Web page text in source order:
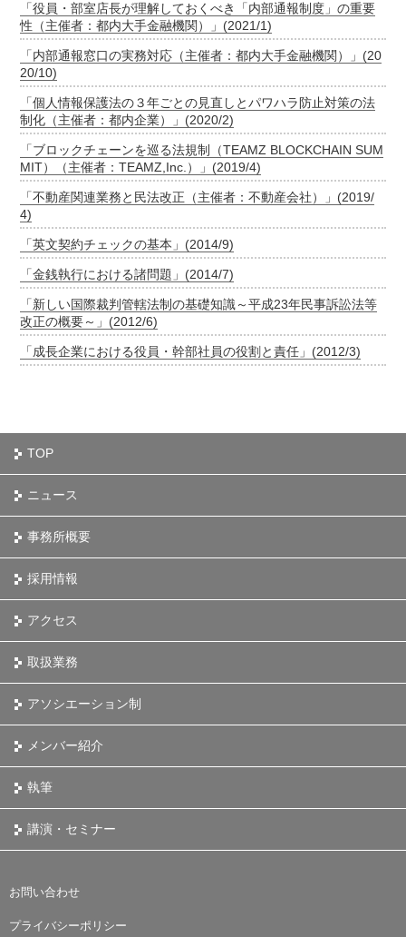
「役員・部室店長が理解しておくべき「内部通報制度」の重要
性（主催者：都内大手金融機関）」(2021/1)
「内部通報窓口の実務対応（主催者：都内大手金融機関）」(20
20/10)
「個人情報保護法の３年ごとの見直しとパワハラ防止対策の法
制化（主催者：都内企業）」(2020/2)
「ブロックチェーンを巡る法規制（TEAMZ BLOCKCHAIN SUM
MIT）（主催者：TEAMZ,Inc.）」(2019/4)
「不動産関連業務と民法改正（主催者：不動産会社）」(2019/
4)
「英文契約チェックの基本」(2014/9)
「金銭執行における諸問題」(2014/7)
「新しい国際裁判管轄法制の基礎知識～平成23年民事訴訟法等
改正の概要～」(2012/6)
「成長企業における役員・幹部社員の役割と責任」(2012/3)
TOP
ニュース
事務所概要
採用情報
アクセス
取扱業務
アソシエーション制
メンバー紹介
執筆
講演・セミナー
お問い合わせ
プライバシーポリシー